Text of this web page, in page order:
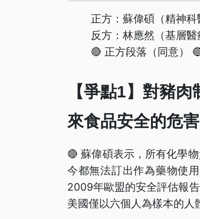
正方：蘇偉碩（精神科
反方：林應然（基層醫
🔴 正方段落（同意）
【爭點1】對豬
來食品安全的危害
🔴 蘇偉碩表示，所有化學
今都無法訂出作為藥物使
2009年歐盟的安全評估報
美國僅以六個人為樣本的人